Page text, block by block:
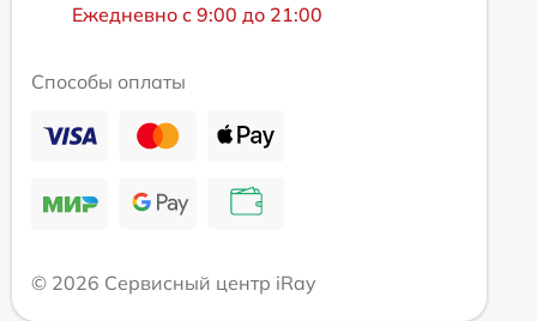
Ежедневно с 9:00 до 21:00
Способы оплаты
© 2026 Сервисный центр iRay